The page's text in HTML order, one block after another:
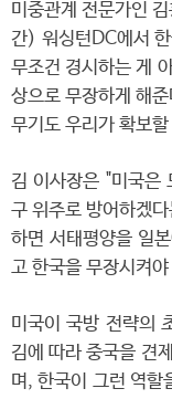
미중관계 전문가인
간) 워싱턴DC에서
무조건 경시하는 게
상으로 무장하게 해
무기도 우리가 확보
김 이사장은 "미국은
구 위주로 방어하겠
하면 서태평양을 일
고 한국을 무장시켜
미국이 국방 전략의
김에 따라 중국을 견
며, 한국이 그런 역할